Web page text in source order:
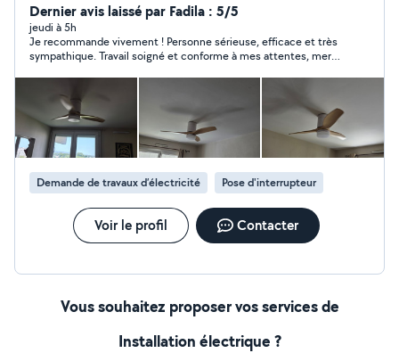
Dernier avis laissé par Fadila : 5/5
jeudi à 5h
Je recommande vivement ! Personne sérieuse, efficace et très
sympathique. Travail soigné et conforme à mes attentes, merci
Demande de travaux d’électricité Pose d'interrupteur
Voir le profil Contacter
Vous souhaitez proposer vos services de
Installation électrique ?